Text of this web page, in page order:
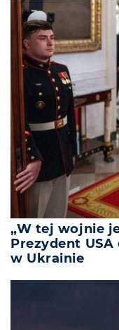
„W tej wojnie
Prezydent
w Ukrainie